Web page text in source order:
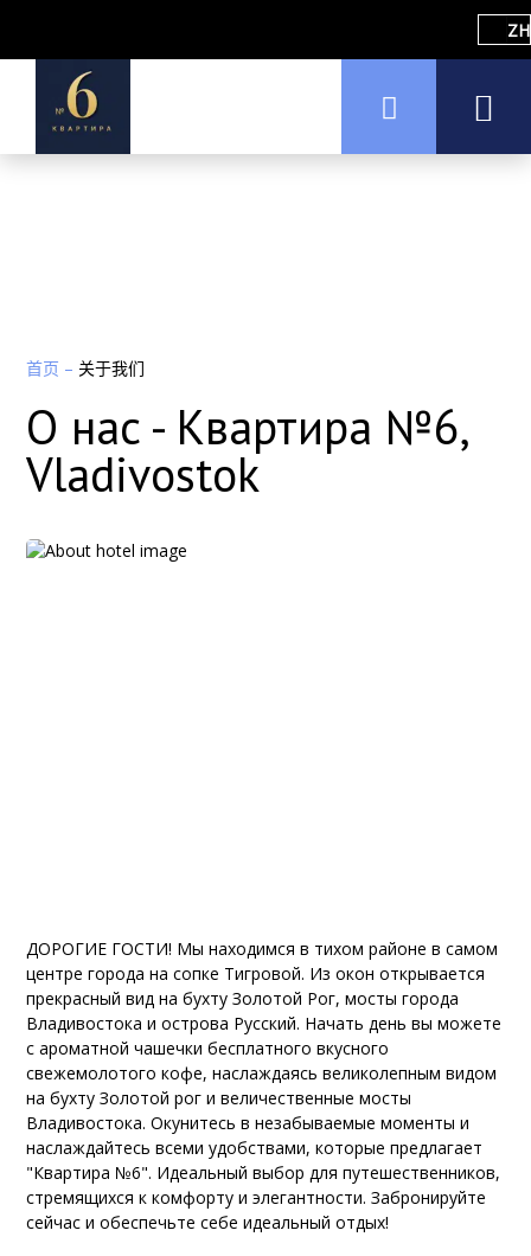
ZH
首页 – 关于我们
О нас - Квартира №6,
Vladivostok
ДОРОГИЕ ГОСТИ! Мы находимся в тихом районе в самом
центре города на сопке Тигровой. Из окон открывается
прекрасный вид на бухту Золотой Рог, мосты города
Владивостока и острова Русский. Начать день вы можете
с ароматной чашечки бесплатного вкусного
свежемолотого кофе, наслаждаясь великолепным видом
на бухту Золотой рог и величественные мосты
Владивостока. Окунитесь в незабываемые моменты и
наслаждайтесь всеми удобствами, которые предлагает
"Квартира №6". Идеальный выбор для путешественников,
стремящихся к комфорту и элегантности. Забронируйте
сейчас и обеспечьте себе идеальный отдых!